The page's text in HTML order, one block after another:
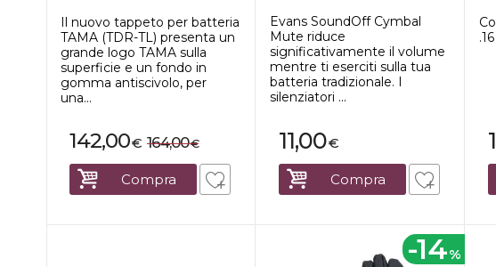
Il nuovo tappeto per batteria
TAMA (TDR-TL) presenta un
grande logo TAMA sulla
superficie e un fondo in
gomma antiscivolo, per
una...
€
142,00 €
164,00
Compra
Evans SoundOff Cymbal
Mute riduce
significativamente il volume
mentre ti eserciti sulla tua
batteria tradizionale. I
silenziatori ...
€
11,00
Compra
-14%